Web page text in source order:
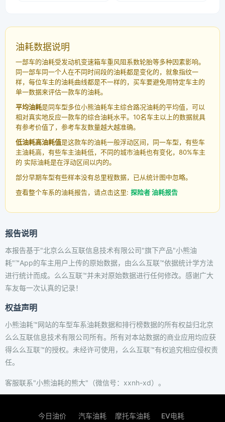
油耗数据说明
一部车的油耗受发动机变速箱车重风阻系数轮胎等多种因素影响。
同一部车同一个人在不同时间段的油耗都是变化的，就象指纹一
样，每位车主的油耗曲线都是不一样的，买车要避免用特定车主的
单一数据来评估一款车的油耗。
平均油耗是同车型多位小熊油耗车主综合路况油耗的平均值，可以
相对真实地反应一款车的综合油耗水平。10名车主以上的数据就具
有参考价值了，参考车友数量越大越准确。
低油耗高油耗值是这款车的油耗一般浮动区间，同一车型，有些车
主油耗高，有些车主油耗低，不同的城市油耗也有变化，80%车主
的 实际油耗是在浮动区间以内的。
部分早期车型有些样本没有总里程数据，已从统计图中忽略。
查看整个车系的油耗报告，请点击这里: 探险者 油耗报告
报告说明
本报告基于"北京么么互联信息技术有限公司"旗下产品"小熊油
耗"™App的车主用户上传的原始数据，由么么互联™依据统计学方法
进行统计而成。么么互联™并未对原始数据进行任何修改。感谢广大
车友每一次认真的记录！
权益声明
小熊油耗™网站的车型车系油耗数据和排行榜数据的所有权益归北京
么么互联信息技术有限公司所有。所有对本站数据的商业应用均应获
得么么互联™的授权。未经许可使用，么么互联™有权追究相应侵权责
任。
客服联系"小熊油耗的熊大"（微信号：xxnh-xd）。
今日油价 汽车油耗 摩托车油耗 EV电耗